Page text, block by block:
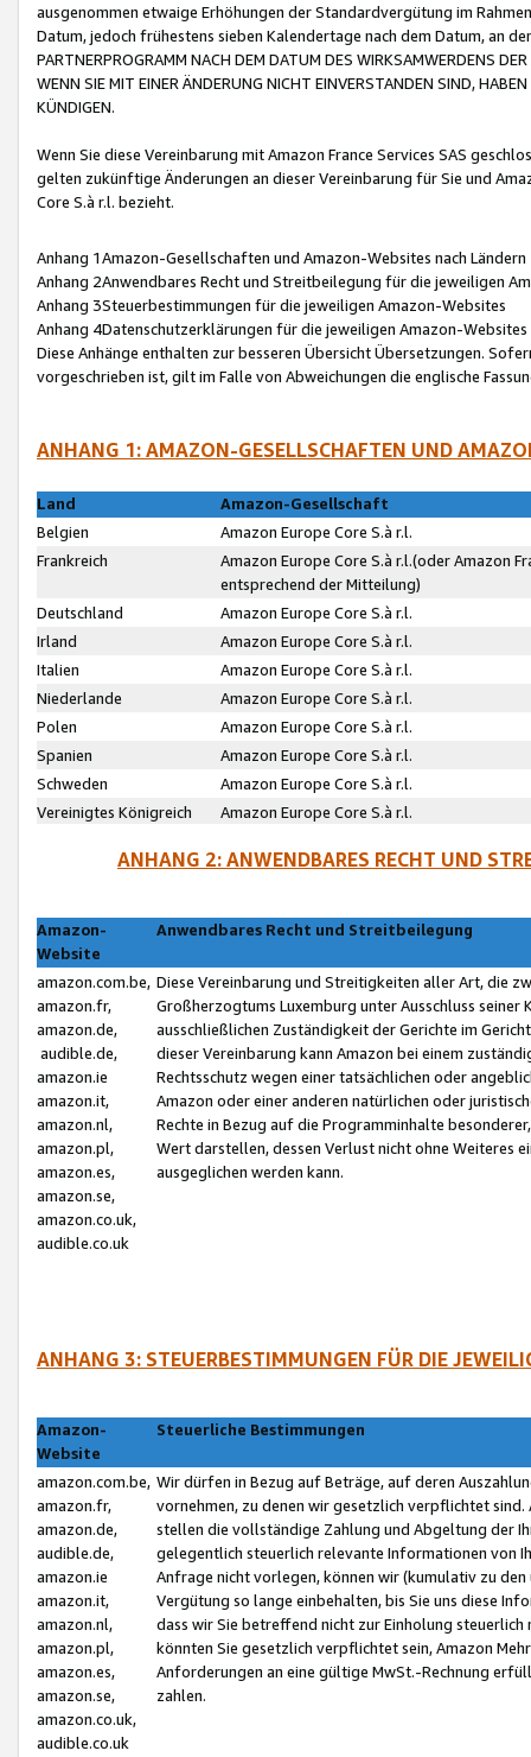
ausgenommen etwaige Erhöhungen der Standardvergütung im
Datum, jedoch frühestens sieben Kalendertage nach dem Datum, an
PARTNERPROGRAMM NACH DEM DATUM DES WIRKSAMWERDENS
WENN SIE MIT EINER ÄNDERUNG NICHT EINVERSTANDEN SIND,
KÜNDIGEN.
Wenn Sie diese Vereinbarung mit Amazon France Services SAS
gelten zukünftige Änderungen an dieser Vereinbarung für Sie und
Core S.à r.l. bezieht.
Anhang 1Amazon-Gesellschaften und Amazon-Websites nach Ländern
Anhang 2Anwendbares Recht und Streitbeilegung für die jeweiligen
Anhang 3Steuerbestimmungen für die jeweiligen Amazon-Websites
Anhang 4Datenschutzerklärungen für die jeweiligen Amazon-Websites
Diese Anhänge enthalten zur besseren Übersicht Übersetzungen.
vorgeschrieben ist, gilt im Falle von Abweichungen die englische
ANHANG 1: AMAZON-GESELLSCHAFTEN UND
Land
Amazon-Gesellschaft
Belgien
Amazon Europe Core S.à r.l.
Frankreich
Amazon Europe Core S.à r.l.(oder Amazon
entsprechend der Mitteilung)
Deutschland
Amazon Europe Core S.à r.l.
Irland
Amazon Europe Core S.à r.l.
Italien
Amazon Europe Core S.à r.l.
Niederlande
Amazon Europe Core S.à r.l.
Polen
Amazon Europe Core S.à r.l.
Spanien
Amazon Europe Core S.à r.l.
Schweden
Amazon Europe Core S.à r.l.
Vereinigtes Königreich
Amazon Europe Core S.à r.l.
ANHANG 2: ANWENDBARES RECHT UND
Amazon-
Website
Anwendbares Recht und Streitbeilegung
amazon.com.be,
amazon.fr,
amazon.de,
audible.de,
amazon.ie
amazon.it,
amazon.nl,
amazon.pl,
amazon.es,
amazon.se,
amazon.co.uk,
audible.co.uk
Diese Vereinbarung und Streitigkeiten aller Art, die
Großherzogtums Luxemburg unter Ausschluss
ausschließlichen Zuständigkeit der Gerichte im
dieser Vereinbarung kann Amazon bei einem
Rechtsschutz wegen einer tatsächlichen oder
Amazon oder einer anderen natürlichen oder
Rechte in Bezug auf die Programminhalte
Wert darstellen, dessen Verlust nicht ohne Weiteres
ausgeglichen werden kann.
ANHANG 3: STEUERBESTIMMUNGEN FÜR DIE
Amazon-
Website
Steuerliche Bestimmungen
amazon.com.be,
amazon.fr,
amazon.de,
audible.de,
amazon.ie
amazon.it,
amazon.nl,
amazon.pl,
amazon.es,
amazon.se,
amazon.co.uk,
audible.co.uk
Wir dürfen in Bezug auf Beträge, auf deren
vornehmen, zu denen wir gesetzlich verpflichtet
stellen die vollständige Zahlung und Abgeltung der
gelegentlich steuerlich relevante Informationen von
Anfrage nicht vorlegen, können wir (kumulativ zu
Vergütung so lange einbehalten, bis Sie uns diese
dass wir Sie betreffend nicht zur Einholung
könnten Sie gesetzlich verpflichtet sein, Amazon
Anforderungen an eine gültige MwSt.-Rechnung
zahlen.